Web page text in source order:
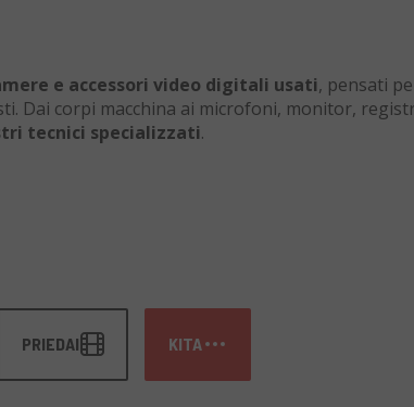
e accessori video digitali usati, pensati
Dai corpi macchina ai microfoni, monitor,
tecnici specializzati.
PRIEDAI KITA